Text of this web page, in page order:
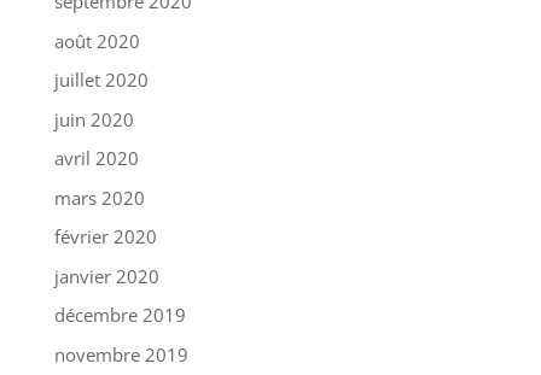
août 2020
juillet 2020
juin 2020
avril 2020
mars 2020
février 2020
janvier 2020
décembre 2019
novembre 2019